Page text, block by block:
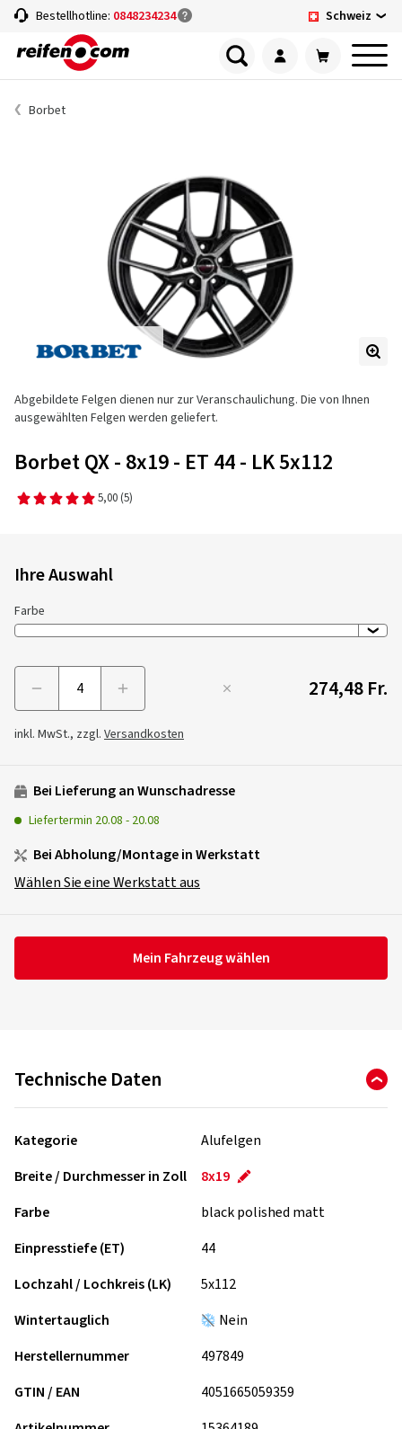
Bestellhotline: 0848234234 Schweiz
Borbet
Abgebildete Felgen dienen nur zur Veranschaulichung. Die von Ihnen
ausgewählten Felgen werden geliefert.
Borbet QX - 8x19 - ET 44 - LK 5x112
5,00 (5)
Ihre Auswahl
Farbe
274,48 Fr.
inkl. MwSt., zzgl. Versandkosten
Bei Lieferung an Wunschadresse
Liefertermin 20.08 - 20.08
Bei Abholung/Montage in Werkstatt
Wählen Sie eine Werkstatt aus
Mein Fahrzeug wählen
Technische Daten
Kategorie
Alufelgen
Breite / Durchmesser in Zoll
8x19
Farbe
black polished matt
Einpresstiefe (ET)
44
Lochzahl / Lochkreis (LK)
5x112
Wintertauglich
Nein
Herstellernummer
497849
GTIN / EAN
4051665059359